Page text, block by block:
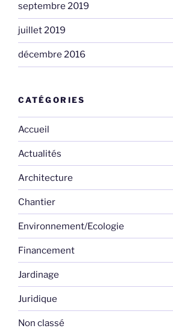
septembre 2019
juillet 2019
décembre 2016
CATÉGORIES
Accueil
Actualités
Architecture
Chantier
Environnement/Ecologie
Financement
Jardinage
Juridique
Non classé